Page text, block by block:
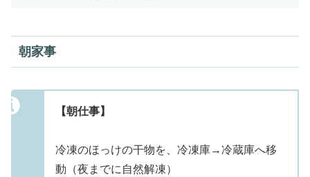
朝家事
【朝仕事】
冷凍のほっけの干物を、冷凍庫→冷蔵庫へ移
動（夜までに自然解凍）